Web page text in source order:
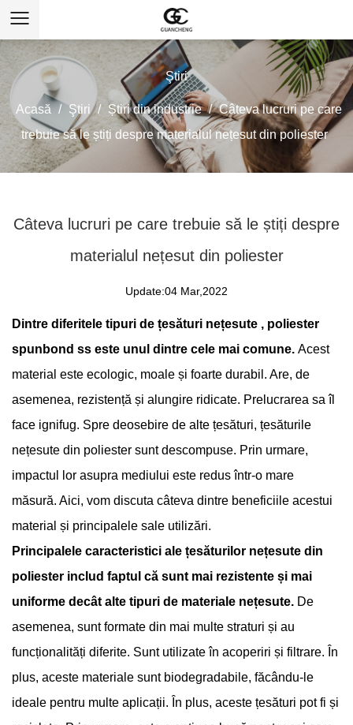
Ştiri
Acasă / Ştiri / Știri din industrie / Câteva lucruri pe care
trebuie să le știți despre materialul nețesut din poliester
Câteva lucruri pe care trebuie să le știți despre
materialul nețesut din poliester
Update:04 Mar,2022
Dintre diferitele tipuri de țesături nețesute , poliester
spunbond ss este unul dintre cele mai comune. Acest
material este ecologic, moale și foarte durabil. Are, de
asemenea, rezistență și alungire ridicate. Prelucrarea sa îl
face ignifug. Spre deosebire de alte țesături, țesăturile
nețesute din poliester sunt descompuse. Prin urmare,
impactul lor asupra mediului este redus într-o mare
măsură. Aici, vom discuta câteva dintre beneficiile acestui
material și principalele sale utilizări.
Principalele caracteristici ale țesăturilor nețesute din
poliester includ faptul că sunt mai rezistente și mai
uniforme decât alte tipuri de materiale nețesute. De
asemenea, sunt formate din mai multe straturi și au
funcționalități diferite. Sunt utilizate în acoperiri și filtrare. În
plus, aceste materiale sunt biodegradabile, făcându-le
ideale pentru multe aplicații. În plus, aceste țesături pot fi și